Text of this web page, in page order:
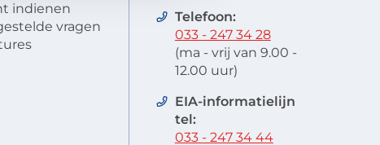
indienen
vragen
Telefoon:
033 - 247 34 28
(ma - vrij van 9.00 -
12.00 uur)
EIA-informatielijn
tel:
033 - 247 34 44